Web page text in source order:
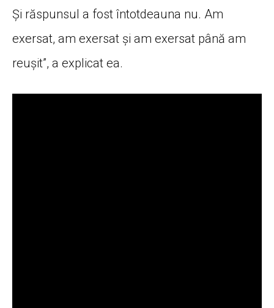
Și răspunsul a fost întotdeauna nu. Am
exersat, am exersat și am exersat până am
reușit”, a explicat ea.